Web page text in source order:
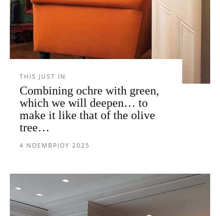
THIS JUST IN
Combining ochre with green,
which we will deepen… to
make it like that of the olive
tree…
4 ΝΟΕΜΒΡΊΟΥ 2025